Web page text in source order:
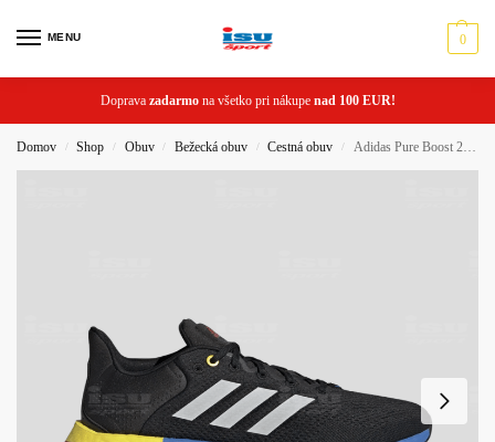
MENU 0
Doprava zadarmona všetko pri nákupe nad 100 EUR!
Domov / Shop / Obuv / Bežecká obuv / Cestná obuv / Adidas Pure Boost 21 bežecké topánky